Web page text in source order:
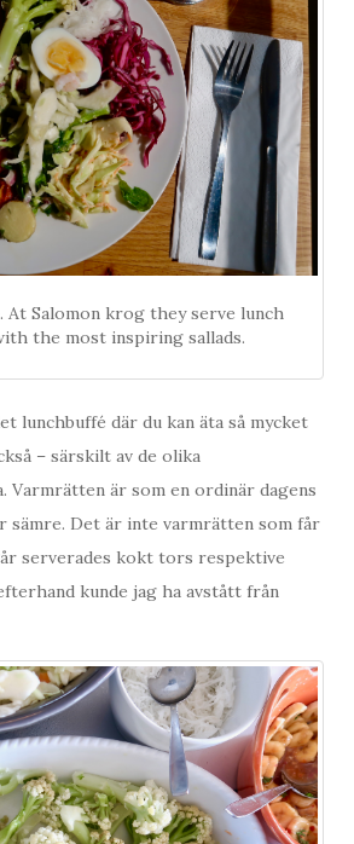
At Salomon krog they serve lunch
the most inspiring sallads.
lunchbuffé där du kan äta så mycket
– särskilt av de olika
Varmrätten är som en ordinär dagens
sämre. Det är inte varmrätten som får
serverades kokt tors respektive
kunde jag ha avstått från